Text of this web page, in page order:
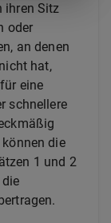
ihren Sitz
oder
an denen
hat,
eine
schnellere
die
1 und 2